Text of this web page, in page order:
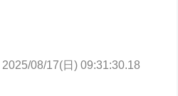
2025/08/17(日) 09:31:30.18